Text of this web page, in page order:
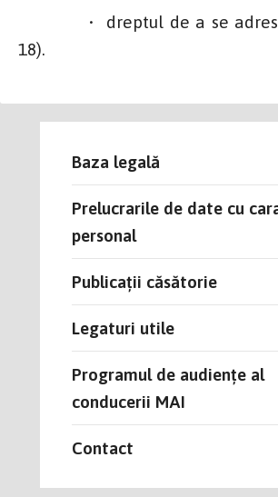
• dreptul de a se adresa
18).
Baza legală
Prelucrarile de date cu
personal
Publicații căsătorie
Legaturi utile
Programul de audiențe al
conducerii MAI
Contact